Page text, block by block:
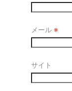
メール ※
サイト